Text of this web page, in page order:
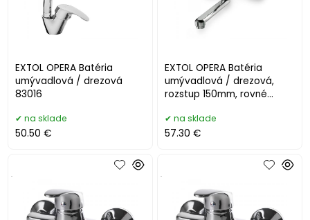
EXTOL OPERA Batéria
umývadlová / drezová
83016
na sklade
50.50 €
EXTOL OPERA Batéria
umývadlová / drezová,
rozstup 150mm, rovné
na sklade
57.30 €
. .